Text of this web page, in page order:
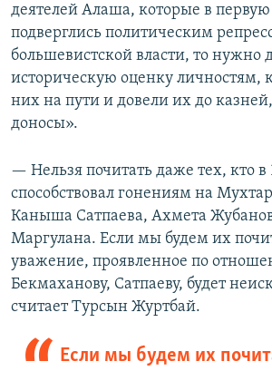
деятелей Алаша, которые в первую
подверглись политическим
большевистской власти, то нужно
историческую оценку личностям,
них на пути и довели их до
доносы».
— Нельзя почитать даже тех, кто в
способствовал гонениям на
Каныша Сатпаева, Ахмета
Маргулана. Если мы будем их
уважение, проявленное по
Бекмаханову, Сатпаеву, будет
считает Турсын Журтбай.
Если мы будем их